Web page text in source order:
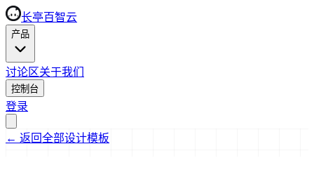
长亭百智云
产品
讨论区关于我们
控制台
登录
← 返回全部设计模板